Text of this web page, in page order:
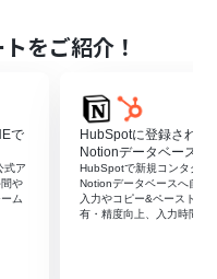
トリガー機能を選択し、フ
のレコードを取得す
情報が格納されたデータベ
を設定し、Notionから取
ージとして分かりやすい
をご紹介！
で
式ア
や
ム
HubSpotに登録された
Notionデータベースへ
HubSpotで新規コンタクト
Notionデータベースへ自動
入力やコピー&ペーストを
有・精度向上、入力時間の